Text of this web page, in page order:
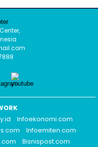
Infoekonomi.com
Infoemiten.com
Bisnispost.com